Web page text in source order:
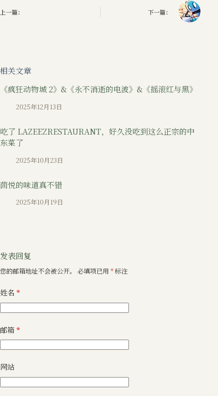
上一篇： 下一篇：
相关文章
《疯狂动物城 2》&《永不消逝的电波》&《摇滚红与黑》
2025年12月13日
吃了 LAZEEZRESTAURANT，好久没吃到这么正宗的中
东菜了
2025年10月23日
茴悦的味道真不错
2025年10月19日
发表回复
您的邮箱地址不会被公开。 必填项已用 *标注
姓名 *
邮箱 *
网站